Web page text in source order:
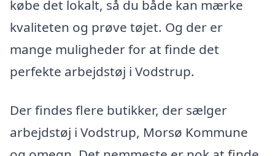
købe det lokalt, så du både kan mærke
kvaliteten og prøve tøjet. Og der er
mange muligheder for at finde det
perfekte arbejdstøj i Vodstrup.
Der findes flere butikker, der sælger
arbejdstøj i Vodstrup, Morsø Kommune